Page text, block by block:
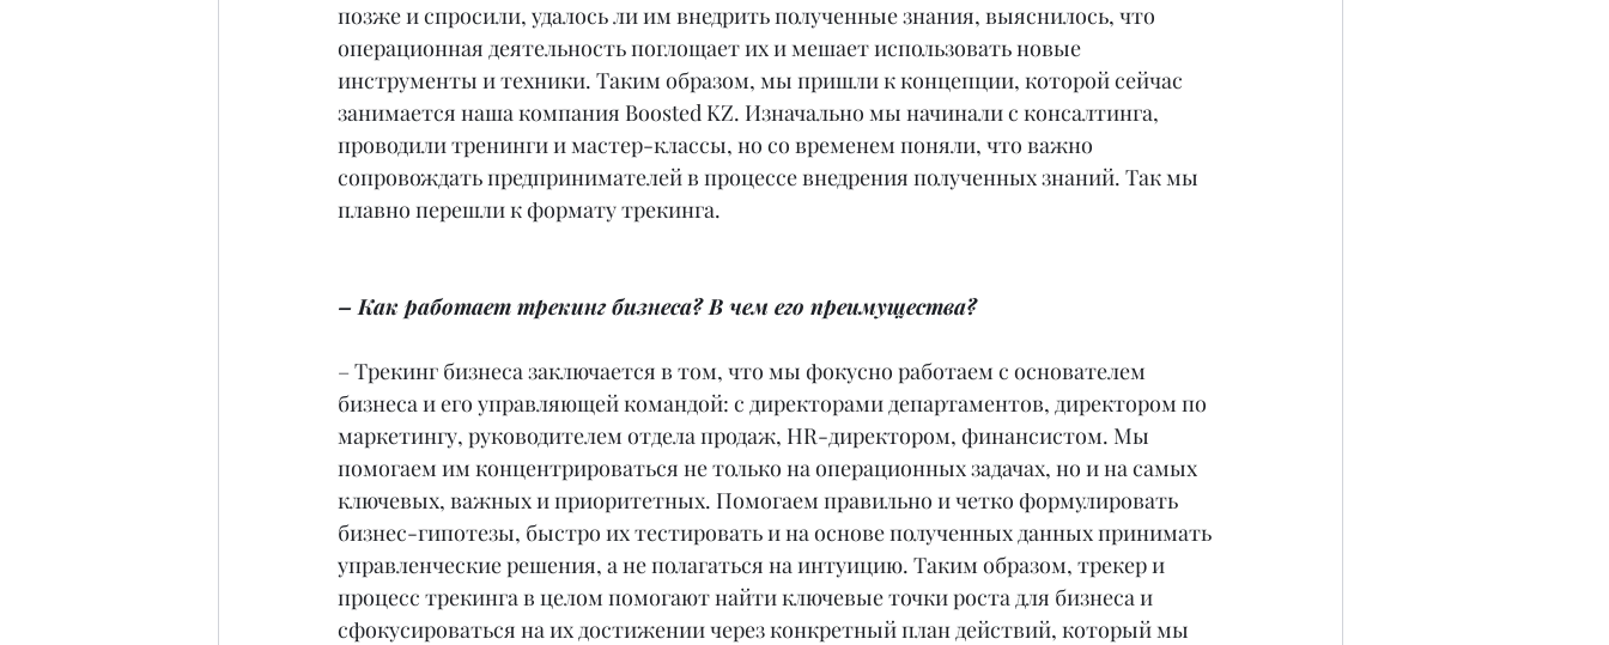
позже и спросили, удалось ли им внедрить полученные знания, выяснилось, что
операционная деятельность поглощает их и мешает использовать новые
инструменты и техники. Таким образом, мы пришли к концепции, которой сейчас
занимается наша компания Boosted KZ. Изначально мы начинали с консалтинга,
проводили тренинги и мастер-классы, но со временем поняли, что важно
сопровождать предпринимателей в процессе внедрения полученных знаний. Так мы
плавно перешли к формату трекинга.
– Как работает трекинг бизнеса? В чем его преимущества?
– Трекинг бизнеса заключается в том, что мы фокусно работаем с основателем
бизнеса и его управляющей командой: с директорами департаментов, директором по
маркетингу, руководителем отдела продаж, HR-директором, финансистом. Мы
помогаем им концентрироваться не только на операционных задачах, но и на самых
ключевых, важных и приоритетных. Помогаем правильно и четко формулировать
бизнес-гипотезы, быстро их тестировать и на основе полученных данных принимать
управленческие решения, а не полагаться на интуицию. Таким образом, трекер и
процесс трекинга в целом помогают найти ключевые точки роста для бизнеса и
сфокусироваться на их достижении через конкретный план действий, который мы